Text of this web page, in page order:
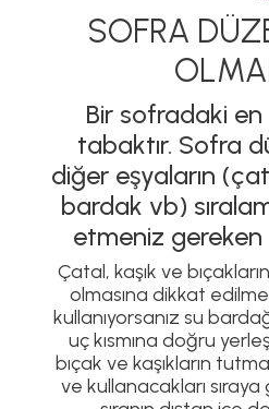
SOFRA
Bir sofradaki
tabaktır. Sofra
diğer eşyaların
bardak vb)
etmeniz
Çatal, kaşık ve
olmasına dikkat
kullanıyorsanız su
uç kısmına doğru
bıçak ve kaşıkların
ve kullanacakları